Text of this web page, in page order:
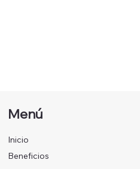
Menú
Inicio
Beneficios